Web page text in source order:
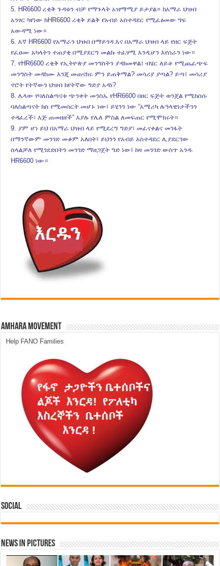
5. HR6600 ረቂቅ ጉዳቱን ብቻ የማጉላት አዝማሚያ ይታያል። ከአማራ ህዝብ
አንፃር ካየነው ከHR6600 ረቂቅ ይልቅ የአብይ አስተዳደር የሚፈፅመው ግፍ
አውዳሚ ነው።
6. እኛ HR6600 የአማራን ህዝብ በማይጎዳ እና በአማራ ህዝብ ላይ የዘር ፍጅት
የፈፀሙ አካላትን ተጠያቂ በሚያደርግ መልኩ ተፈፃሚ እንዲሆን እየሰራን ነው።
7. የHR6600 ረቂቅ የኢትዮጵያ መንግስትን ያዳክመዋል፤ ብሄር ለይቶ የሚጨፈጭፍ
መንግስት መዳከሙ እንጂ መጠናከሩ ምን ይጠቅማል? መሳሪያ ያጣል? ይጣ፤ መሳሪያ
ኖሮት የትኛውን ህዝብ ከየትኛው ግድያ አዳነ?
8. ሌላው የባለስልጣናቱ ጭንቀት መንስኤ የHR6600 በዘር ፍጅት ወንጀል የሚከሰሱ
ባለስልጣናት ክስ የሚመሰርት መሆኑ ነው፤ ይሄንን ነው “አሜሪካ ሉዓላዊነታችንን
ተዳፈረች፣ እጅ ጠመዘዘች” እያሉ የሌለ ምስል ለመፍጠር የሚሞክሩት።
9. ያም ሆነ ይህ በአማራ ህዝብ ላይ የሚደረግ ግድያ፣ መፈናቀልና መገፋት
በማንኛውም መንገድ መቆም አለበት፤ ይህንን የአብይ አስተዳደር ሊያደርገው
ስላልቻለ የሚገደድበትን መንገድ ማዘጋጀት ግድ ነው፤ ከዛ መንገድ ውስጥ አንዱ
HR6600 ነው።
Amhara Movement
Help FANO Families
Social
News in Pictures